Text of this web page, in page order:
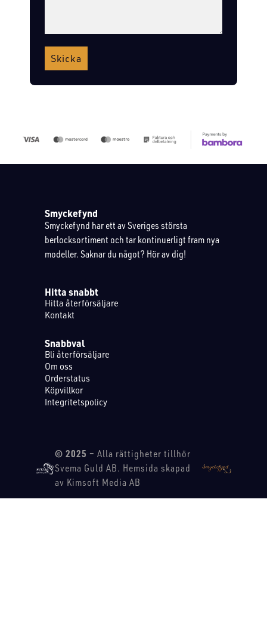
Skicka
Smyckefynd
Smyckefynd har ett av Sveriges största
berlocksortiment och tar kontinuerligt fram nya
modeller. Saknar du något? Hör av dig!
Hitta snabbt
Hitta återförsäljare
Kontakt
Snabbval
Bli återförsäljare
Om oss
Orderstatus
Köpvillkor
Integritetspolicy
© 2025 – Alla rättigheter tillhör
Svema Guld AB. Hemsida skapad
av Kimsoft Media AB